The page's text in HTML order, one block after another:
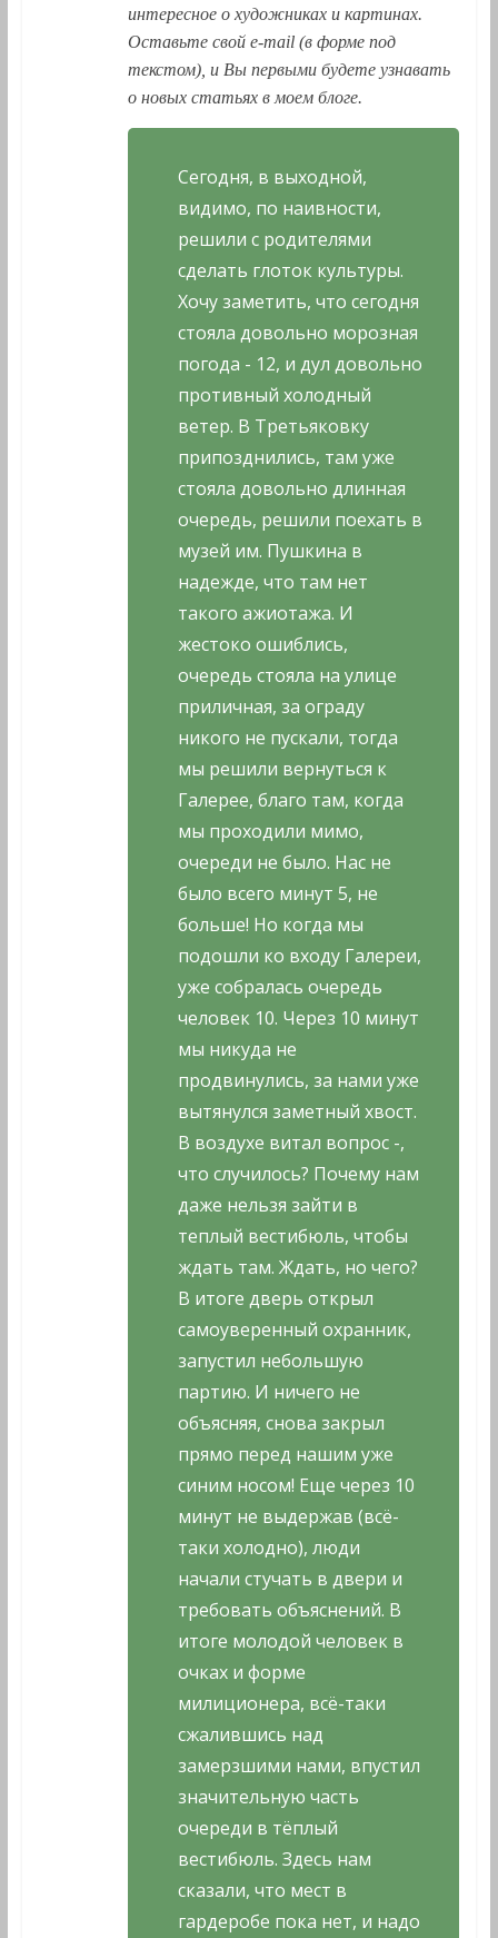
интересное о художниках и картинах.
Оставьте свой e-mail (в форме под
текстом), и Вы первыми будете узнавать
о новых статьях в моем блоге.
Сегодня, в выходной,
видимо, по наивности,
решили с родителями
сделать глоток культуры.
Хочу заметить, что сегодня
стояла довольно морозная
погода - 12, и дул довольно
противный холодный
ветер. В Третьяковку
припозднились, там уже
стояла довольно длинная
очередь, решили поехать в
музей им. Пушкина в
надежде, что там нет
такого ажиотажа. И
жестоко ошиблись,
очередь стояла на улице
приличная, за ограду
никого не пускали, тогда
мы решили вернуться к
Галерее, благо там, когда
мы проходили мимо,
очереди не было. Нас не
было всего минут 5, не
больше! Но когда мы
подошли ко входу Галереи,
уже собралась очередь
человек 10. Через 10 минут
мы никуда не
продвинулись, за нами уже
вытянулся заметный хвост.
В воздухе витал вопрос -,
что случилось? Почему нам
даже нельзя зайти в
теплый вестибюль, чтобы
ждать там. Ждать, но чего?
В итоге дверь открыл
самоуверенный охранник,
запустил небольшую
партию. И ничего не
объясняя, снова закрыл
прямо перед нашим уже
синим носом! Еще через 10
минут не выдержав (всё-
таки холодно), люди
начали стучать в двери и
требовать объяснений. В
итоге молодой человек в
очках и форме
милиционера, всё-таки
сжалившись над
замерзшими нами, впустил
значительную часть
очереди в тёплый
вестибюль. Здесь нам
сказали, что мест в
гардеробе пока нет, и надо